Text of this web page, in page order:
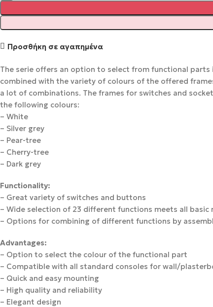
Προσθήκη σε αγαπημένα
The serie offers an option to select from functional parts
combined with the variety of colours of the offered
a lot of combinations. The frames for switches and
the following colours:
– White
– Silver grey
– Pear-tree
– Cherry-tree
– Dark grey
Functionality:
– Great variety of switches and buttons
– Wide selection of 23 different functions meets all basic
– Options for combining of different functions by
Advantages:
– Option to select the colour of the functional part
– Compatible with all standard consoles for wall/
– Quick and easy mounting
– High quality and reliability
– Elegant design